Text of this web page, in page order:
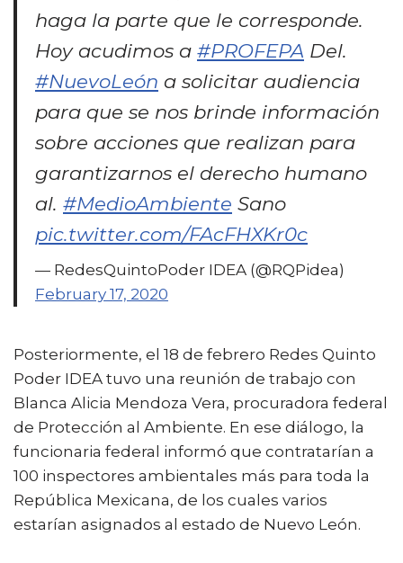
haga la parte que le corresponde.
Hoy acudimos a #PROFEPA Del.
#NuevoLeón a solicitar audiencia
para que se nos brinde información
sobre acciones que realizan para
garantizarnos el derecho humano
al. #MedioAmbiente Sano
pic.twitter.com/FAcFHXKr0c
— RedesQuintoPoder IDEA (@RQPidea)
February 17, 2020
Posteriormente, el 18 de febrero Redes Quinto
Poder IDEA tuvo una reunión de trabajo con
Blanca Alicia Mendoza Vera, procuradora federal
de Protección al Ambiente. En ese diálogo, la
funcionaria federal informó que contratarían a
100 inspectores ambientales más para toda la
República Mexicana, de los cuales varios
estarían asignados al estado de Nuevo León.